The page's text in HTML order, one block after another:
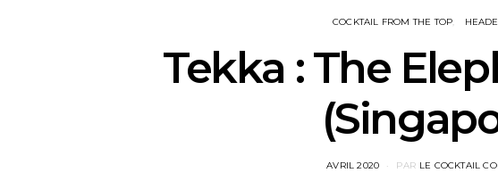
COCKTAIL FROM THE TOP
Tekka : The
POSTED
AVRIL 2020 PAR LE COCKTAIL